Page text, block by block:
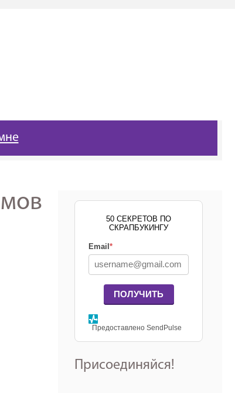
50 СЕКРЕТОВ ПО
СКРАПБУКИНГУ
Email *
ПОЛУЧИТЬ
Предоставлено SendPulse
Присоединяйся!